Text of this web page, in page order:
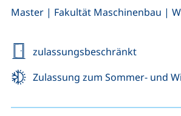
Master, | Fakultät Maschinenbau |
zulassungsbeschränkt
Zulassung zum Sommer- und